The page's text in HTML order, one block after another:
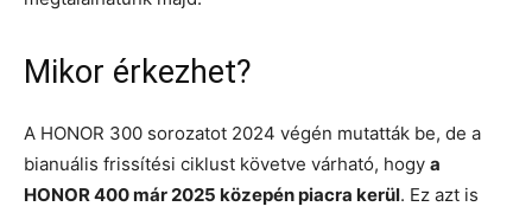
Mikor érkezhet?
A HONOR 300 sorozatot 2024 végén mutatták be, de a
bianuális frissítési ciklust követve várható, hogy a
HONOR 400 már 2025 közepén piacra kerül. Ez azt is